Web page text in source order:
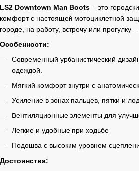
LS2 Downtown Man Boots – это
комфорт с настоящей мотоциклетной
городе, на работу, встречу или прогулку
Особенности:
Современный урбанистический
одеждой.
Мягкий комфорт внутри с
Усиление в зонах пальцев, пятки и
Вентиляционные элементы для
Легкие и удобные при ходьбе
Подошва с высоким уровнем
Достоинства: